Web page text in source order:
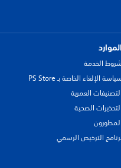
الموارد
شروط الخدمة
سياسة الإلغاء الخاصة بـ PS Store
التصنيفات العمرية
التحذيرات الصحية
المطورون
الترخيص الرسمي